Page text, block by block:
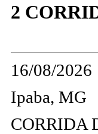
2
16/08/2026
Ipaba, MG
CORRIDA